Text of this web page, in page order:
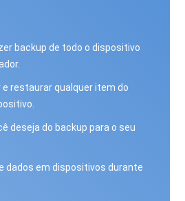
backup de todo o dispositivo
restaurar qualquer item do
deseja do backup para o seu
dados em dispositivos durante